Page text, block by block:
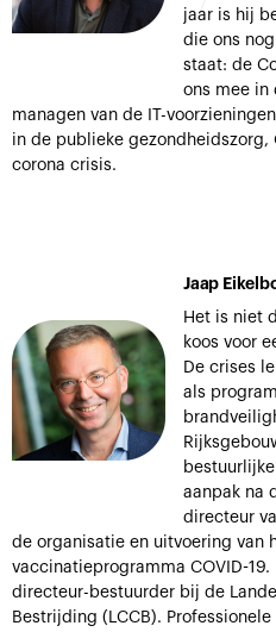
jaar is hij
die ons
staat: de
ons mee in
managen van de IT-
in de publieke gezondheidszorg,
corona crisis.
Jaap
Het is niet
koos voor
De crises
als
aanpak na
directeur
de organisatie en uitvoering van
vaccinatieprogramma COVID-
directeur-bestuurder bij de
Bestrijding (LCCB).